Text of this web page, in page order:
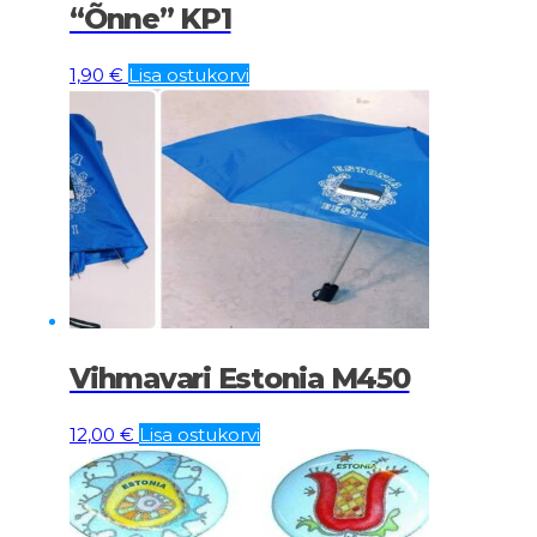
“Õnne” KP1
1,90 € Lisa ostukorvi
Vihmavari Estonia M450
12,00 € Lisa ostukorvi